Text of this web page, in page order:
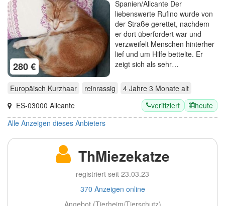
280 €
Spanien/Alicante Der
liebenswerte Rufino wurde von
der Straße gerettet, nachdem
er dort überfordert war und
verzweifelt Menschen hinterher
lief und um Hilfe bettelte. Er
zeigt sich als sehr…
Europäisch Kurzhaar reinrassig 4 Jahre 3 Monate alt
ES-03000 Alicante
verifiziert
heute
Alle Anzeigen dieses Anbieters
ThMiezekatze
registriert seit 23.03.23
370 Anzeigen online
Angebot (Tierheim/Tierschutz)